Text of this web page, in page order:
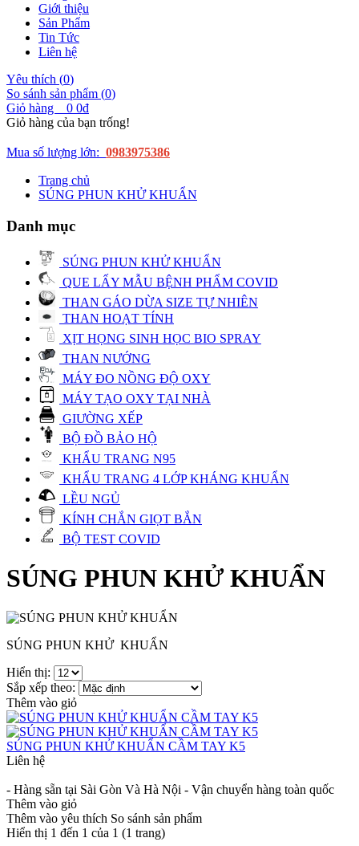
Giới thiệu
Sản Phẩm
Tin Tức
Liên hệ
Yêu thích (0)
So sánh sản phẩm (0)
Giỏ hàng
0 0đ
Giỏ hàng của bạn trống!
Mua số lượng lớn: 0983975386
Trang chủ
SÚNG PHUN KHỬ KHUẨN
Danh mục
SÚNG PHUN KHỬ KHUẨN
QUE LẤY MẪU BỆNH PHẨM COVID
THAN GÁO DỪA SIZE TỰ NHIÊN
THAN HOẠT TÍNH
XỊT HỌNG SINH HỌC BIO SPRAY
THAN NƯỚNG
MÁY ĐO NỒNG ĐỘ OXY
MÁY TẠO OXY TẠI NHÀ
GIƯỜNG XẾP
BỘ ĐỒ BẢO HỘ
KHẨU TRANG N95
KHẨU TRANG 4 LỚP KHÁNG KHUẨN
LỀU NGỦ
KÍNH CHẮN GIỌT BẮN
BỘ TEST COVID
SÚNG PHUN KHỬ KHUẨN
SÚNG PHUN KHỬ KHUẨN
Hiển thị:
Sắp xếp theo:
Thêm vào giỏ
SÚNG PHUN KHỬ KHUẨN CẦM TAY K5
Liên hệ
- Hàng sẵn tại Sài Gòn Và Hà Nội - Vận chuyển hàng toàn quốc
Thêm vào giỏ
Thêm vào yêu thích So sánh sản phẩm
Hiển thị 1 đến 1 của 1 (1 trang)